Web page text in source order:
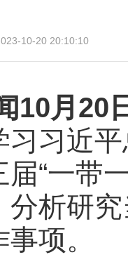
10-20 20:10:10
10月20
习习近
“一带
分析研
项。